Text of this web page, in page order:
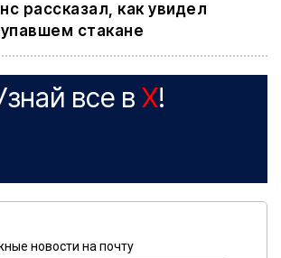
рассказал, как увидел
стакане
все в X!